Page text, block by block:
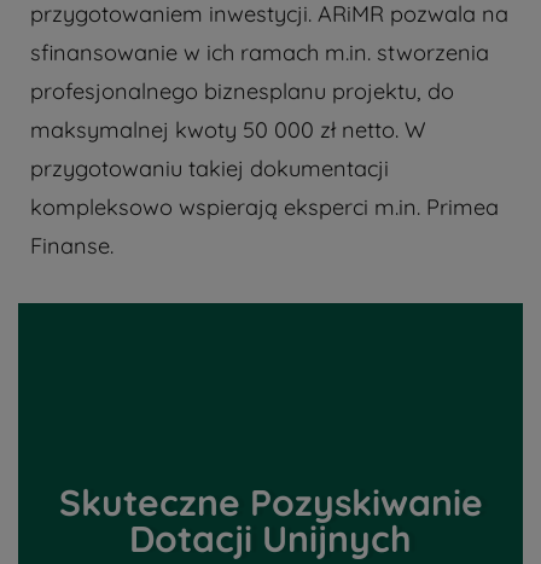
przygotowaniem inwestycji. ARiMR pozwala na
sfinansowanie w ich ramach m.in. stworzenia
profesjonalnego biznesplanu projektu, do
maksymalnej kwoty 50 000 zł netto. W
przygotowaniu takiej dokumentacji
kompleksowo wspierają eksperci m.in. Primea
Finanse.
Skuteczne Pozyskiwanie
Dotacji Unijnych